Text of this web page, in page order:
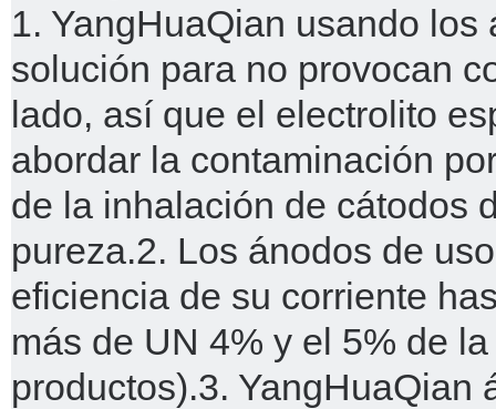
1. YangHuaQian usando
solución para no provocan
lado, así que el electrolito
abordar la contaminación
de la inhalación de cátodos
pureza.2. Los ánodos de
eficiencia de su corriente
más de UN 4% y el 5% de
productos).3. YangHuaQian